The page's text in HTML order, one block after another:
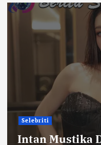
Selebriti
Intan Mustika